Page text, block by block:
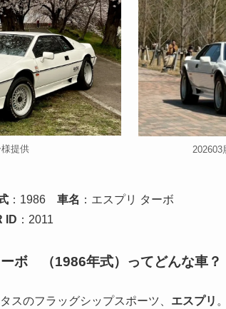
提供 202603
：1986 車名 ：エスプリ ターボ
ID ：2011
ボ （1986年式）ってどんな車？
スのフラッグシップスポーツ、 エスプリ 。